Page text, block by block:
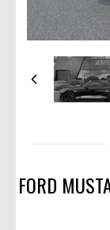
FORD